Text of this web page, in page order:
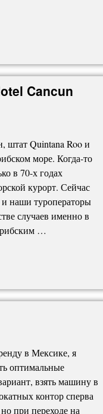
Cancun
штат Quintana Roo и
море. Когда-то
в 70-х годах
курорт. Сейчас
наши туроператоры
случаев именно в
…
в Мексике, я
оптимальные
взять машину в
контор сперва
при переходе на